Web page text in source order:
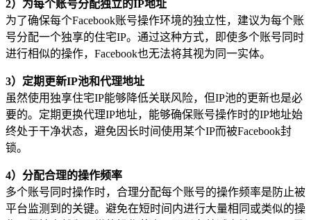
2）为每个账号分配独立的IP地址
为了确保每个Facebook账号操作环境的独立性，建议为每个账
号分配一个独享的住宅IP。通过这种方式，即使多个账号同时
进行相似的操作，Facebook也无法将其视为同一实体。
3）定期更新IP池和代理地址
虽然使用独享住宅IP能够降低关联风险，但IP池的更新也是必
要的。定期更换代理IP地址，能够确保账号操作时的IP地址始
终处于干净状态，避免因长时间使用某个IP而被Facebook封
锁。
4）分配合理的操作频率
多个账号同时操作时，合理分配每个账号的操作频率是防止被
平台监测到的关键。避免在短时间内进行大量相同或类似的操